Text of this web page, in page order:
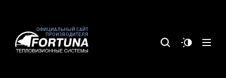
ОФИЦИАЛЬНЫЙ САЙТ
ПРОИЗВОДИТЕЛЯ